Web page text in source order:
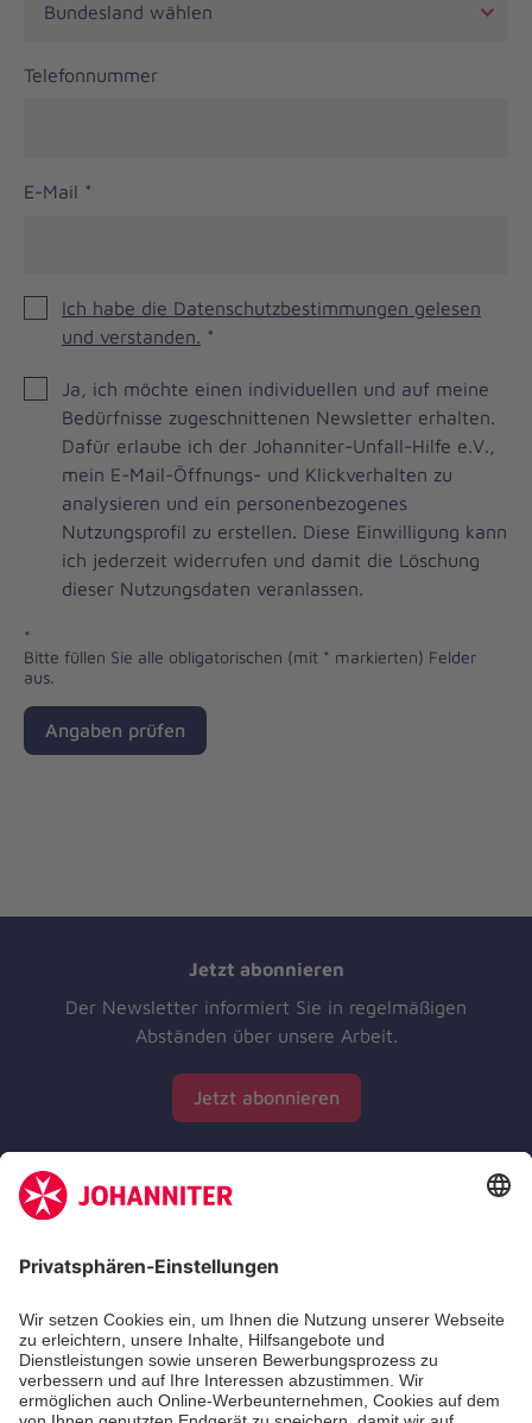
Telefonnummer
E-Mail *
Ich habe die Datenschutzbestimmungen gelesen
und verstanden. *
Einwilligung
Johanniter-
Unfall-
Hilfe-
Newsletter
Ja, ich möchte einen individuellen und auf meine
Bedürfnisse zugeschnittenen Newsletter erhalten.
Dafür erlaube ich der Johanniter-Unfall-Hilfe e.V.,
mein E-Mail-Öffnungs- und Klickverhalten zu
analysieren und ein personenbezogenes
Nutzungsprofil zu erstellen. Diese Einwilligung kann
ich jederzeit widerrufen und damit die Löschung
dieser Nutzungsdaten veranlassen.
*
Bitte füllen Sie alle obligatorischen (mit * markierten) Felder
aus.
Angaben prüfen
Jetzt abonnieren
Der Newsletter informiert Sie in regelmäßigen
Abständen über unsere Arbeit.
Jetzt abonnieren
Zertifizierung der Johanniter-Unfall-Hilfe e.V.
Die Johanniter GmbH führt das Spendenzertifikat
des Deutschen Spendenrats e.V.